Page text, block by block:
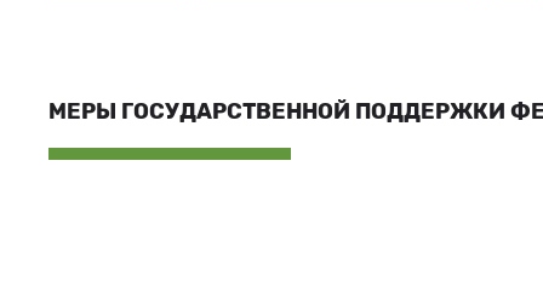
МЕРЫ ГОСУДАРСТВЕННОЙ ПОДДЕРЖКИ